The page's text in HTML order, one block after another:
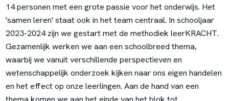
14 personen met een grote passie voor het onderwijs. Het
'samen leren' staat ook in het team centraal. In schooljaar
2023-2024 zijn we gestart met de methodiek leerKRACHT.
Gezamenlijk werken we aan een schoolbreed thema,
waarbij we vanuit verschillende perspectieven en
wetenschappelijk onderzoek kijken naar ons eigen handelen
en het effect op onze leerlingen. Aan de hand van een